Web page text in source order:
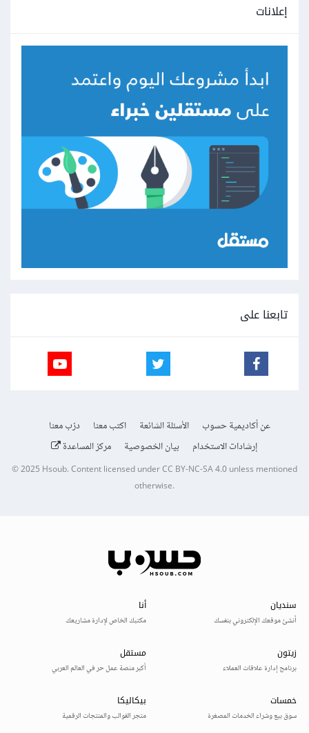
إعلانات
تابعنا على
عن أكاديمية حسوب الأسئلة الشائعة اكتب معنا
درّب معنا
إرشادات الاستخدام
بيان الخصوصية مركز المساعدة
© 2025Hsoub.Content licensed underCC BY-NC-SA 4.0unless mentioned
otherwise.